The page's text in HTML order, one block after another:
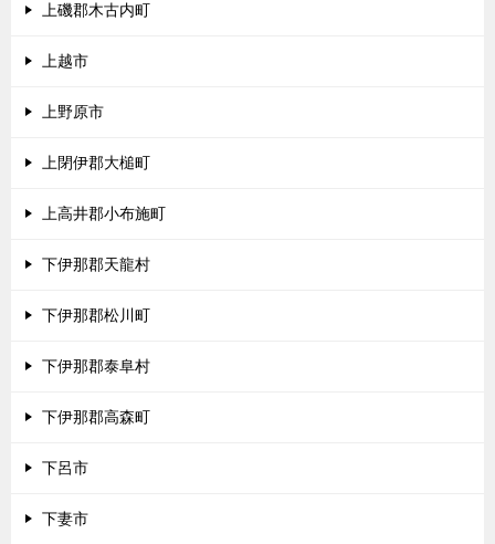
上磯郡木古内町
上越市
上野原市
上閉伊郡大槌町
上高井郡小布施町
下伊那郡天龍村
下伊那郡松川町
下伊那郡泰阜村
下伊那郡高森町
下呂市
下妻市